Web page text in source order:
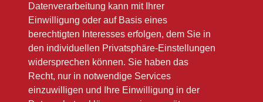
Datenverarbeitung kann mit Ihrer
Einwilligung oder auf Basis eines
berechtigten Interesses erfolgen, dem Sie in
den individuellen Privatsphäre-Einstellungen
widersprechen können. Sie haben das
Recht, nur in notwendige Services
einzuwilligen und Ihre Einwilligung in der